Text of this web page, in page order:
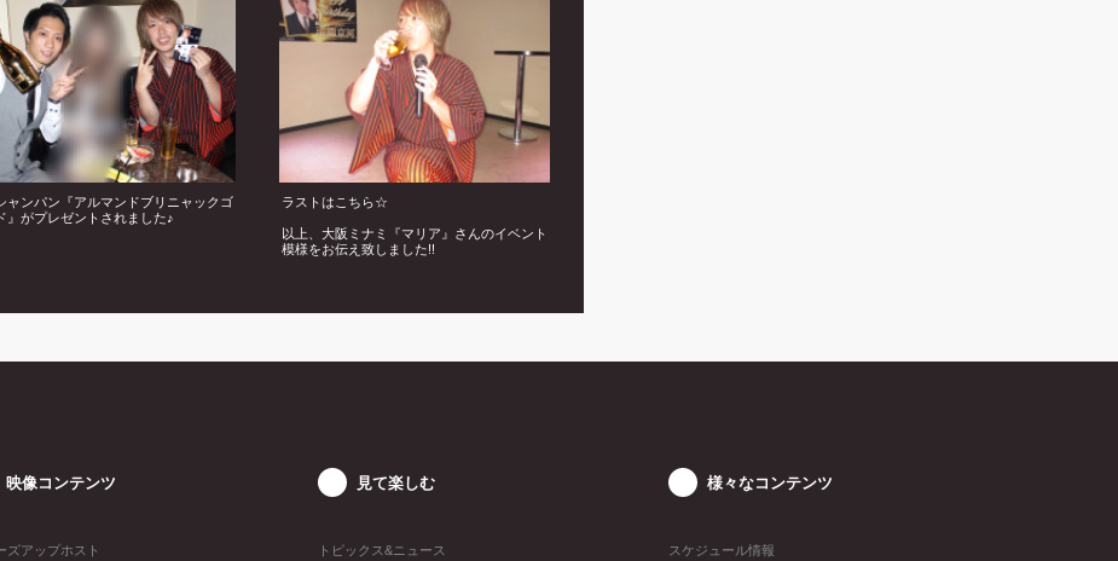
ャンパン『アルマンドブリニャックゴ
』がプレゼントされました♪
ラストはこちら☆
以上、大阪ミナミ『マリア』さんのイベント
模様をお伝え致しました!!
映像コンテンツ
ズアップホスト
見て楽しむ
トピックス&ニュース
様々なコンテンツ
スケジュール情報